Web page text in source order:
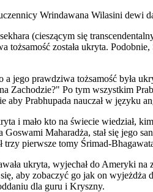
Wrindawana Wilasini dewi
(cieszącym się
została ukryta.
a jego prawdziwa tożsamość była
Zachodzie?" Po tym wszystkim
aby Prabhupada nauczał w języku
i mało kto na świecie wiedział,
Goswami Maharadża, stał się jego
trzy pierwsze tomy Śrimad-
ukryta, wyjechał do Ameryki
aby zobaczyć go jak on
dla guru i Kryszny.